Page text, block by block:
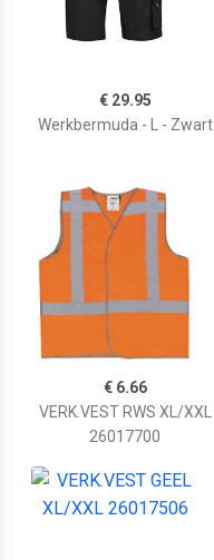
€ 29.95
Werkbermuda - L - Zwart
€ 6.66
VERK.VEST RWS XL/XXL
26017700